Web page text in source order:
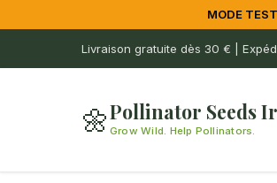
MODE
Livraison gratuite dès 30 € |
🌼Pollinator Seeds
Grow Wild. Help Pollinators.